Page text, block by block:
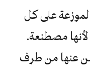
على كل
مصطنعة.
عنها من طرف